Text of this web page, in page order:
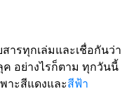
รทุกเล่มและเชื่อกันว่า
ค อย่างไรก็ตาม ทุกวันนี้
าะสีแดงและสีฟ้า